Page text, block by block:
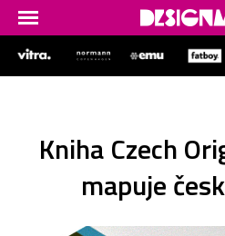
Kniha Czech
mapuje